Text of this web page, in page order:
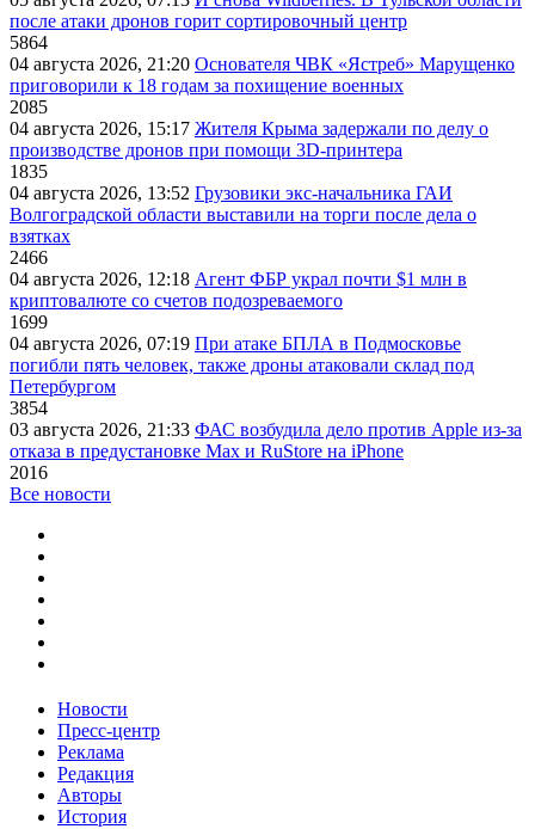
после атаки дронов горит сортировочный центр
5864
04 августа 2026, 21:20 Основателя ЧВК «Ястреб» Марущенко
приговорили к 18 годам за похищение военных
2085
04 августа 2026, 15:17 Жителя Крыма задержали по делу о
производстве дронов при помощи 3D‑принтера
1835
04 августа 2026, 13:52 Грузовики экс-начальника ГАИ
Волгоградской области выставили на торги после дела о
взятках
2466
04 августа 2026, 12:18 Агент ФБР украл почти $1 млн в
криптовалюте со счетов подозреваемого
1699
04 августа 2026, 07:19 При атаке БПЛА в Подмосковье
погибли пять человек, также дроны атаковали склад под
Петербургом
3854
03 августа 2026, 21:33 ФАС возбудила дело против Apple из-за
отказа в предустановке Max и RuStore на iPhone
2016
Все новости
Новости
Пресс-центр
Реклама
Редакция
Авторы
История